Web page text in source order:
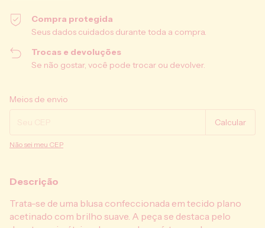
Compra protegida
Seus dados cuidados durante toda a compra.
Trocas e devoluções
Se não gostar, você pode trocar ou devolver.
Entregas para o CEP:
Meios de envio
Calcular
Não sei meu CEP
Descrição
Trata-se de uma blusa confeccionada em tecido plano
acetinado com brilho suave. A peça se destaca pelo